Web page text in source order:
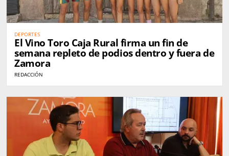
DEPORTES
El Vino Toro Caja Rural firma un fin de
semana repleto de podios dentro y fuera de
Zamora
REDACCIÓN